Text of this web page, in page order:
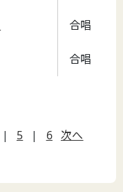
合唱練習
合唱
| 5 | 6 次へ